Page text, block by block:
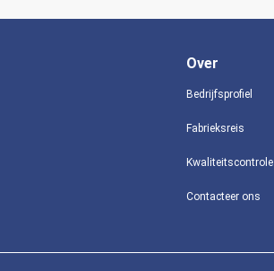
Over
Bedrijfsprofiel
Fabrieksreis
Kwaliteitscontrole
Contacteer ons